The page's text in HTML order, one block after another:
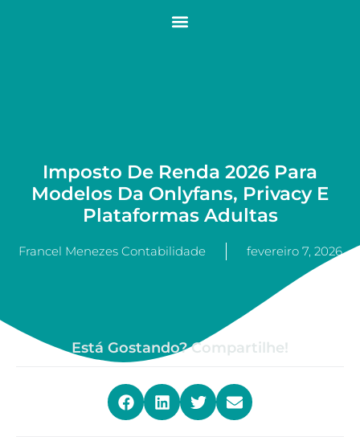
Imposto De Renda 2026 Para
Modelos Da Onlyfans, Privacy E
Plataformas Adultas
Francel Menezes Contabilidade fevereiro 7, 2026
Está Gostando? Compartilhe!